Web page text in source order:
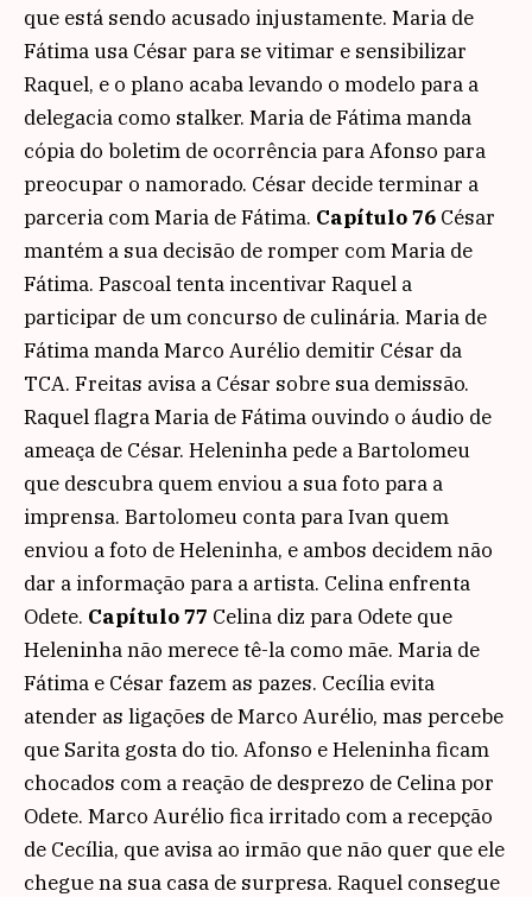
que está sendo acusado injustamente. Maria de
Fátima usa César para se vitimar e sensibilizar
Raquel, e o plano acaba levando o modelo para a
delegacia como stalker. Maria de Fátima manda
cópia do boletim de ocorrência para Afonso para
preocupar o namorado. César decide terminar a
parceria com Maria de Fátima. Capítulo 76 César
mantém a sua decisão de romper com Maria de
Fátima. Pascoal tenta incentivar Raquel a
participar de um concurso de culinária. Maria de
Fátima manda Marco Aurélio demitir César da
TCA. Freitas avisa a César sobre sua demissão.
Raquel flagra Maria de Fátima ouvindo o áudio de
ameaça de César. Heleninha pede a Bartolomeu
que descubra quem enviou a sua foto para a
imprensa. Bartolomeu conta para Ivan quem
enviou a foto de Heleninha, e ambos decidem não
dar a informação para a artista. Celina enfrenta
Odete. Capítulo 77 Celina diz para Odete que
Heleninha não merece tê-la como mãe. Maria de
Fátima e César fazem as pazes. Cecília evita
atender as ligações de Marco Aurélio, mas percebe
que Sarita gosta do tio. Afonso e Heleninha ficam
chocados com a reação de desprezo de Celina por
Odete. Marco Aurélio fica irritado com a recepção
de Cecília, que avisa ao irmão que não quer que ele
chegue na sua casa de surpresa. Raquel consegue